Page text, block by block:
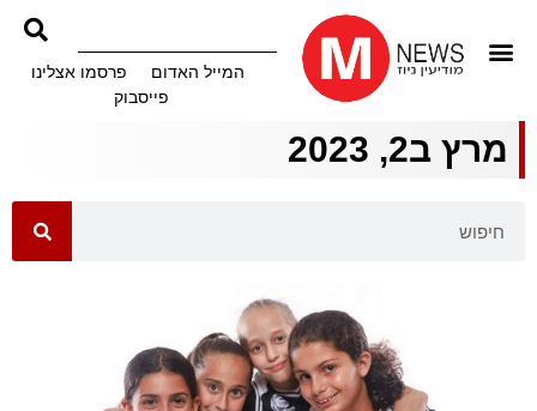
המייל האדום
פרסמו אצלינו
פייסבוק
מרץ ב2, 2023